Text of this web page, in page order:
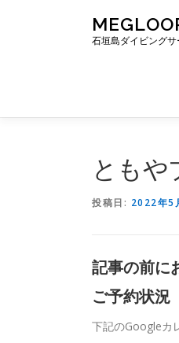
ス
石垣島ダイビング
とも
投稿日: 2022年5
記事の前に
ご予約状況
下記のGoogleカ